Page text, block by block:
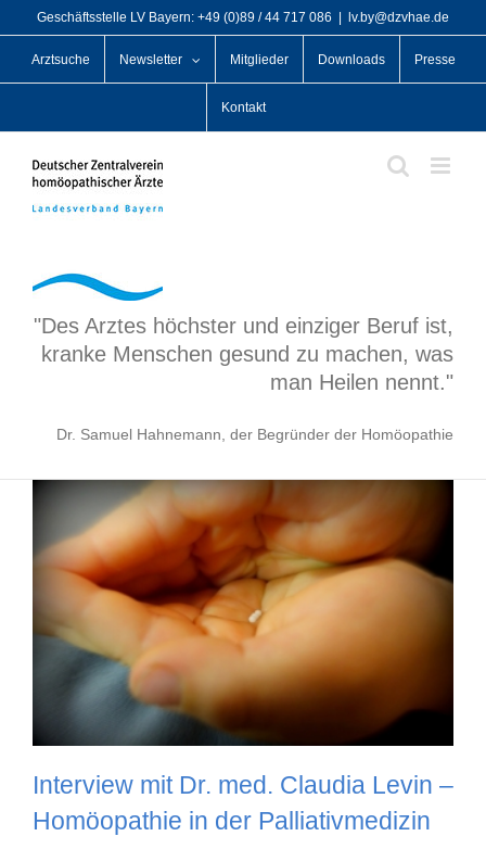
Inhalt
springen
Geschäftsstelle LV Bayern: +49 (0)89 / 44 717 086 lv.by@dzvhae.de
Arztsuche Newsletter Mitglieder Downloads Presse
Kontakt
"Des Arztes höchster und einziger Beruf ist,
kranke Menschen gesund zu machen, was
man Heilen nennt."
Dr. Samuel Hahnemann, der Begründer der Homöopathie
Interview mit Dr. med. Claudia Levin –
Homöopathie in der Palliativmedizin